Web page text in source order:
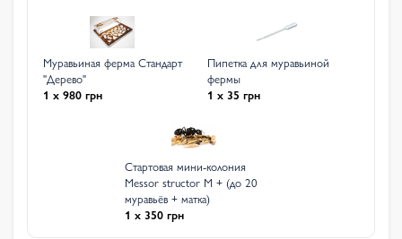
Муравьиная ферма Стандарт
"Дерево"
1 x 980 грн
Пипетка для муравьиной
фермы
1 x 35 грн
Стартовая мини-колония
Messor structor М + (до 20
муравьёв + матка)
1 x 350 грн